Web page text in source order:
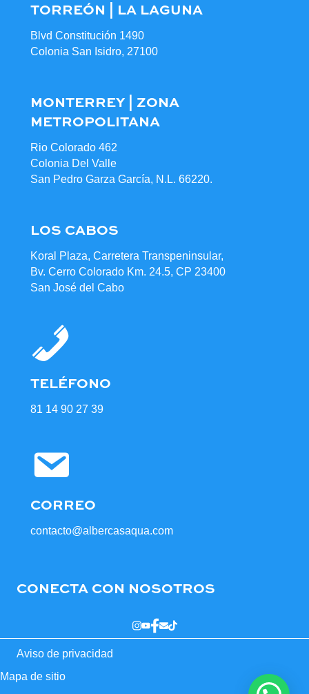
TORREÓN | LA LAGUNA
Blvd Constitución 1490
Colonia San Isidro, 27100
MONTERREY | ZONA
METROPOLITANA
Rio Colorado 462
Colonia Del Valle
San Pedro Garza García, N.L. 66220.
LOS CABOS
Koral Plaza, Carretera Transpeninsular,
Bv. Cerro Colorado Km. 24.5, CP 23400
San José del Cabo
TELÉFONO
81 14 90 27 39
CORREO
contacto@albercasaqua.com
CONECTA CON NOSOTROS
Aviso de privacidad
Mapa de sitio